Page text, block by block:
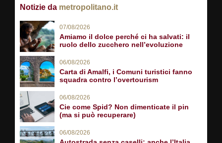
Notizie da metropolitano.it
07/08/2026
Amiamo il dolce perché ci ha salvati: il
ruolo dello zucchero nell’evoluzione
06/08/2026
Carta di Amalfi, i Comuni turistici fanno
squadra contro l’overtourism
06/08/2026
Cie come Spid? Non dimenticate il pin
(ma si può recuperare)
06/08/2026